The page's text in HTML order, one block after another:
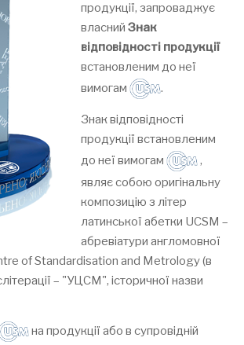
продукції, запроваджує
власний Знак
відповідності продукції
встановленим до неї
вимогам
.
Знак відповідності
продукції встановленим
до неї вимогам
,
являє собою оригінальну
композицію з літер
латинської абетки UCSM –
абревіатури англомовної
of Standardisation and Metrology (в
– "УЦСМ", історичної назви
на продукції або в супровідній